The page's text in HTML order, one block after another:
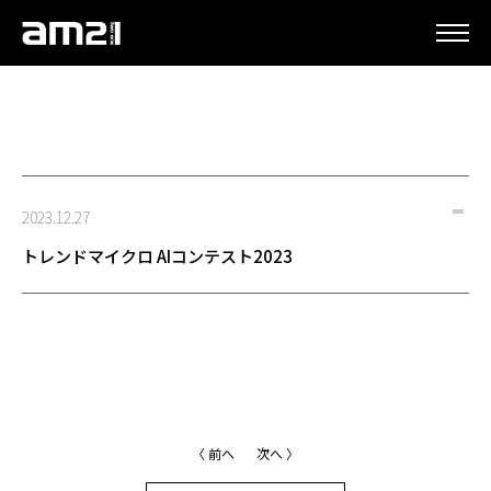
2023.12.27
トレンドマイクロ AIコンテスト2023
〈 前へ 次へ 〉